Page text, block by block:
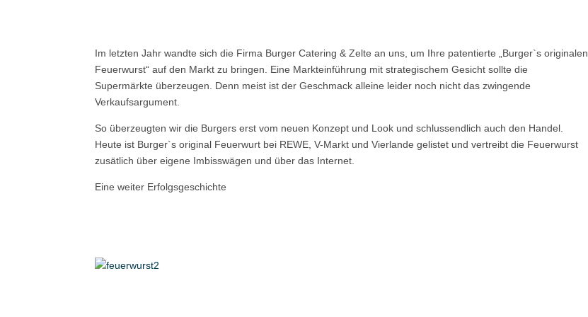
Im letzten Jahr wandte sich die Firma Burger Catering & Zelte an uns, um Ihre patentierte „Burger`s originalen
Feuerwurst“ auf den Markt zu bringen. Eine Markteinführung mit strategischem Gesicht sollte die
Supermärkte überzeugen. Denn meist ist der Geschmack alleine leider noch nicht das zwingende
Verkaufsargument.
So überzeugten wir die Burgers erst vom neuen Konzept und Look und schlussendlich auch den Handel.
Heute ist Burger`s original Feuerwurt bei REWE, V-Markt und Vierlande gelistet und vertreibt die Feuerwurst
zusätlich über eigene Imbisswägen und über das Internet.
Eine weiter Erfolgsgeschichte